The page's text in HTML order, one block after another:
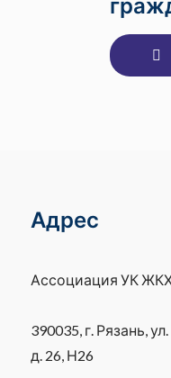
Адрес
Ассоциация УК
390035, г. Рязань,
д. 26, Н26